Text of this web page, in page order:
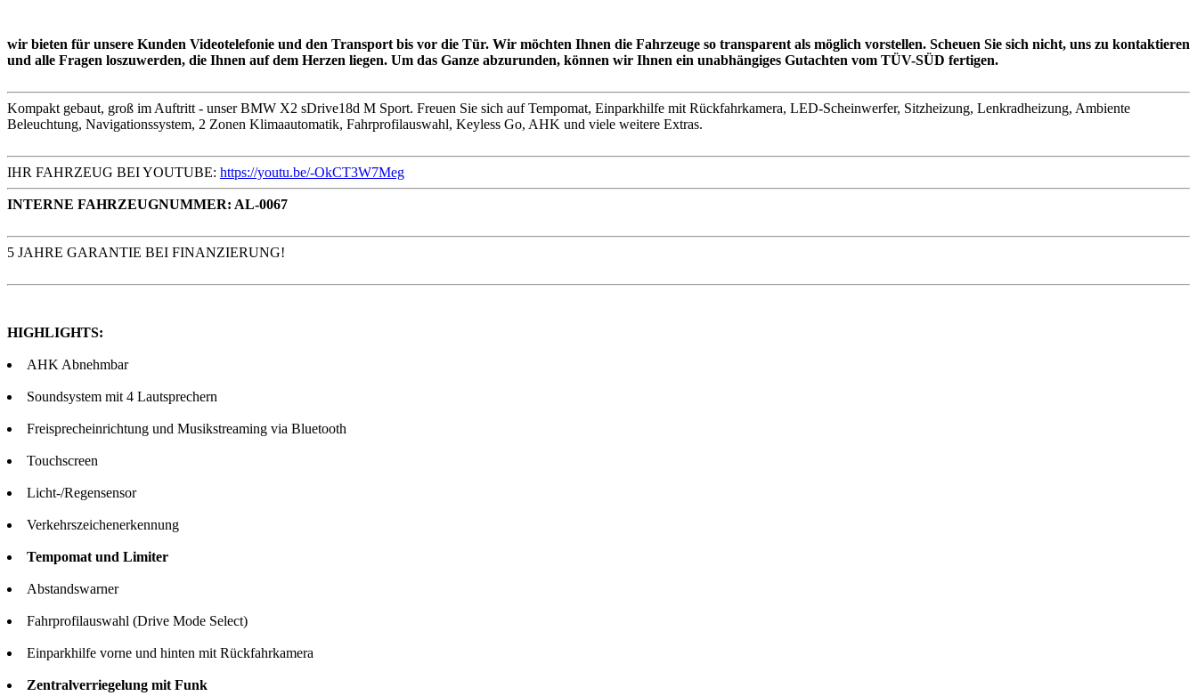
wir bieten für unsere Kunden Videotelefonie und den Transport bis vor die Tür. Wir möchten Ihnen die Fahrzeuge so transparent als möglich vorstellen. Scheuen Sie sich nicht, uns zu kontaktieren
und alle Fragen loszuwerden, die Ihnen auf dem Herzen liegen. Um das Ganze abzurunden, können wir Ihnen ein unabhängiges Gutachten vom TÜV-SÜD fertigen.
Kompakt gebaut, groß im Auftritt - unser BMW X2 sDrive18d M Sport. Freuen Sie sich auf Tempomat, Einparkhilfe mit Rückfahrkamera, LED-Scheinwerfer, Sitzheizung, Lenkradheizung, Ambiente
Beleuchtung, Navigationssystem, 2 Zonen Klimaautomatik, Fahrprofilauswahl, Keyless Go, AHK und viele weitere Extras.
IHR FAHRZEUG BEI YOUTUBE: https://youtu.be/-OkCT3W7Meg
INTERNE FAHRZEUGNUMMER: AL-0067
5 JAHRE GARANTIE BEI FINANZIERUNG!
HIGHLIGHTS:
AHK Abnehmbar
Soundsystem mit 4 Lautsprechern
Freisprecheinrichtung und Musikstreaming via Bluetooth
Touchscreen
Licht-/Regensensor
Verkehrszeichenerkennung
Tempomat und Limiter
Abstandswarner
Fahrprofilauswahl (Drive Mode Select)
Einparkhilfe vorne und hinten mit Rückfahrkamera
Zentralverriegelung mit Funk